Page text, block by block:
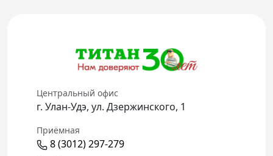
Центральный офис
г. Улан-Удэ, ул. Дзержинского, 1
Приёмная
8 (3012) 297-279